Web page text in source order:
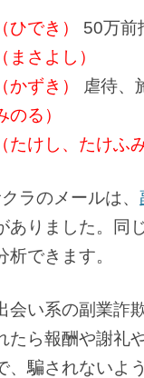
ひでき）
50万前
まさよし）
かずき）
虐待、
のる）
たけし、たけふみ
ラのメールは、
ありました。同
析できます。
会い系の副業詐
たら報酬や謝礼
、騙されないよ